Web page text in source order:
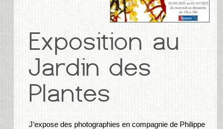
J’expose des photographies en compagnie de Philippe